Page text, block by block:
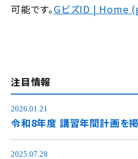
可能です。GビズID | Home
注目情報
2026.01.21
令和8年度 講習年間計画を掲
2025.07.28